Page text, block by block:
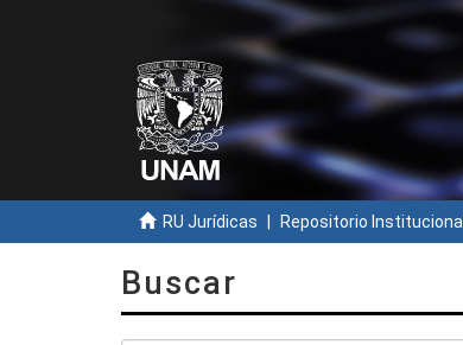
RU Jurídicas Repositorio Institucional
Buscar